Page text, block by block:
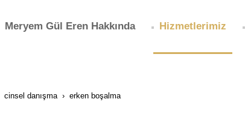
Meryem Gül Eren Hakkında Hizmetlerimiz
cinsel danışma erken boşalma